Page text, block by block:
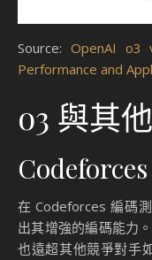
Source: OpenAI o3
Performance and
o3 與其
在 Codeforces 編碼
出其增強的編碼能力
也遠超其他競爭對手